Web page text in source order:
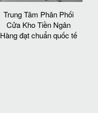
Trung Tâm Phân Phối
Cửa Kho Tiền Ngân
Hàng đạt chuẩn quốc tế